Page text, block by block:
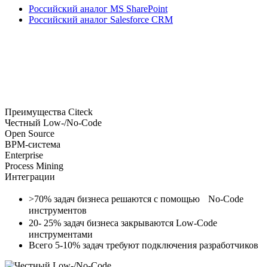
Российский аналог MS SharePoint
Российский аналог Salesforce CRM
Преимущества Сiteck
Честный Low-/No-Code
Open Source
BPM-cистема
Enterprise
Process Mining
Интеграции
>70% задач бизнеса решаются с помощью No-Code
инструментов
20- 25% задач бизнеса закрываются Low-Code
инструментами
Всего 5-10% задач требуют подключения разработчиков